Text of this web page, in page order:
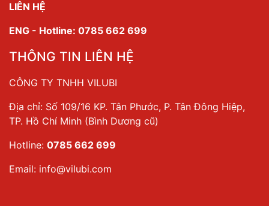
LIÊN HỆ
ENG - Hotline: 0785 662 699
THÔNG TIN LIÊN HỆ
CÔNG TY TNHH VILUBI
Địa chỉ: Số 109/16 KP. Tân Phước, P. Tân Đông Hiệp,
TP. Hồ Chí Minh (Bình Dương cũ)
Hotline: 0785 662 699
Email: info@vilubi.com